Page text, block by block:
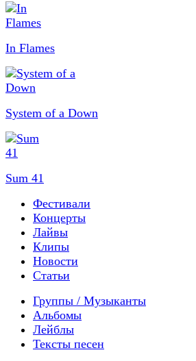
In Flames
System of a Down
Sum 41
Фестивали
Концерты
Лайвы
Клипы
Новости
Статьи
Группы / Музыканты
Альбомы
Лейблы
Тексты песен